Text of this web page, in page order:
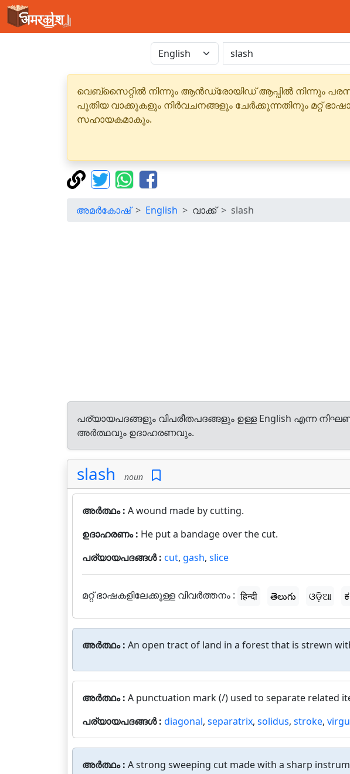
വെബ്‌സൈറ്റിൽ നിന്നും ആൻഡ്രോയിഡ് ആപ്പിൽ നിന്നും
പുതിയ വാക്കുകളും നിർവചനങ്ങളും ചേർക്കുന്നതിനും മറ്റ്
സഹായകമാകും.
അമർകോഷ് English വാക്ക് slash
പര്യായപദങ്ങളും വിപരീതപദങ്ങളും ഉള്ള English എന്ന
അർത്ഥവും ഉദാഹരണവും.
slash noun
അർത്ഥം : A wound made by cutting.
ഉദാഹരണം : He put a bandage over the cut.
പര്യായപദങ്ങൾ : cut, gash, slice
മറ്റ് ഭാഷകളിലേക്കുള്ള വിവർത്തനം : हिन्दी తెలుగు ଓଡ଼ିଆ
അർത്ഥം : An open tract of land in a forest that is strewn
അർത്ഥം : A punctuation mark (/) used to separate related
പര്യായപദങ്ങൾ : diagonal, separatrix, solidus, stroke,
അർത്ഥം : A strong sweeping cut made with a sharp